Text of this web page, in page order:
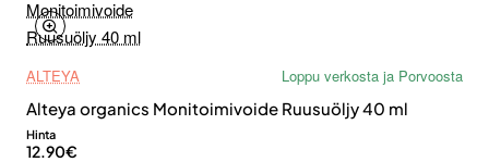
ALTEYA
Loppu verkosta ja Porvoosta
Alteya organics Monitoimivoide Ruusuöljy 40 ml
Hinta
12.90€